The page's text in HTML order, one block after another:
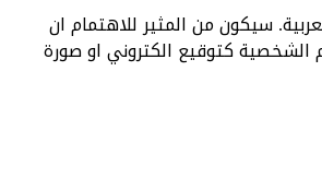
سيكون من المثير للاهتمام ان
كتوقيع الكتروني او صورة